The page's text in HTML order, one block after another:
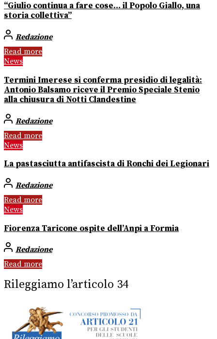
“Giulio continua a fare cose… il Popolo Giallo, una
storia collettiva”
Redazione
Read more
News
Termini Imerese si conferma presidio di legalità:
Antonio Balsamo riceve il Premio Speciale Stenio
alla chiusura di Notti Clandestine
Redazione
Read more
News
La pastasciutta antifascista di Ronchi dei Legionari
Redazione
Read more
News
Fiorenza Taricone ospite dell’Anpi a Formia
Redazione
Read more
Rileggiamo l’articolo 34